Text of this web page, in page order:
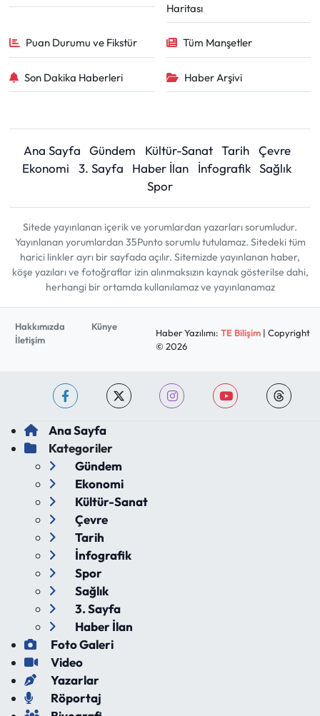
Haritası
Puan Durumu ve Fikstür Tüm Manşetler
Son Dakika Haberleri Haber Arşivi
Ana Sayfa Gündem Kültür-Sanat Tarih
Çevre
Ekonomi
3. Sayfa Haber İlan İnfografik Sağlık
Spor
Sitede yayınlanan içerik ve yorumlardan yazarları sorumludur.
Yayınlanan yorumlardan 35Punto sorumlu tutulamaz. Sitedeki tüm
harici linkler ayrı bir sayfada açılır. Sitemizde yayınlanan haber,
köşe yazıları ve fotoğraflar izin alınmaksızın kaynak gösterilse dahi,
herhangi bir ortamda kullanılamaz ve yayınlanamaz
Hakkımızda
Künye
İletişim
Haber Yazılımı: TE Bilişim| Copyright
© 2026
Ana Sayfa
Kategoriler
Gündem
Ekonomi
Kültür-Sanat
Çevre
Tarih
İnfografik
Spor
Sağlık
3. Sayfa
Haber İlan
Foto Galeri
Video
Yazarlar
Röportaj